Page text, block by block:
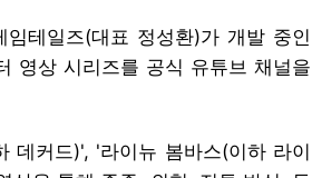
테일즈(대표 정성환)가 개발 중인
영상 시리즈를 공식 유튜브 채널을
데커드)', '라이뉴 봄바스(이하 라이